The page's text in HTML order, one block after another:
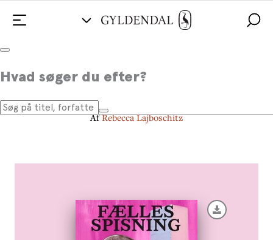
Hvad søger du efter?
Fællesspisning
Kærlig hilsen Folkehuset Absalon
AfRebecca Lajboschitz